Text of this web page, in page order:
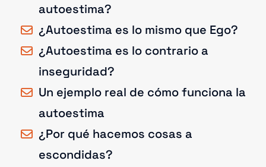
autoestima?​
¿Autoestima es lo mismo que Ego?
¿Autoestima es lo contrario a
inseguridad?
Un ejemplo real de cómo funciona la
autoestima
¿Por qué hacemos cosas a
escondidas?